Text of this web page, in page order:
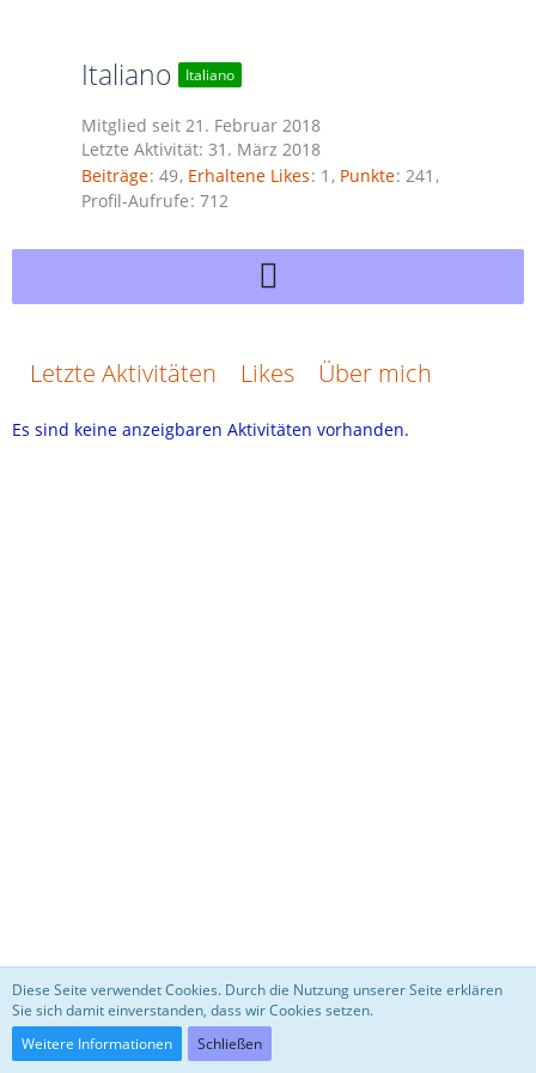
Italiano Italiano
Mitglied seit 21. Februar 2018
Letzte Aktivität: 31. März 2018
Beiträge 49 Erhaltene Likes 1 Punkte 241
Profil-Aufrufe 712
Letzte Aktivitäten Likes Über mich
Es sind keine anzeigbaren Aktivitäten vorhanden.
motoblog
Community-Software:
Diese Seite verwendet Cookies. Durch die Nutzung unserer Seite erklären
Sie sich damit einverstanden, dass wir Cookies setzen.
Weitere Informationen
Schließen